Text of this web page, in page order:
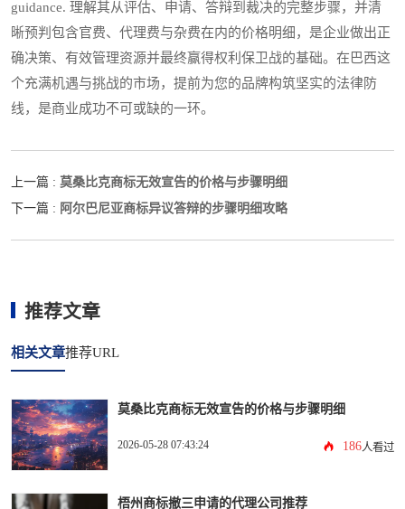
guidance. 理解其从评估、申请、答辩到裁决的完整步骤，并清
晰预判包含官费、代理费与杂费在内的价格明细，是企业做出正
确决策、有效管理资源并最终赢得权利保卫战的基础。在巴西这
个充满机遇与挑战的市场，提前为您的品牌构筑坚实的法律防
线，是商业成功不可或缺的一环。
上一篇 : 莫桑比克商标无效宣告的价格与步骤明细
下一篇 : 阿尔巴尼亚商标异议答辩的步骤明细攻略
推荐文章
相关文章推荐URL
莫桑比克商标无效宣告的价格与步骤明细
2026-05-28 07:43:24 186人看过
梧州商标撤三申请的代理公司推荐